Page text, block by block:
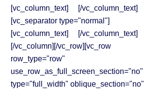
[vc_column_text] [/vc_column_text]
[vc_separator type="normal"]
[vc_column_text] [/vc_column_text]
[/vc_column][/vc_row][vc_row
row_type="row"
use_row_as_full_screen_section="no"
type="full_width" oblique_section="no"